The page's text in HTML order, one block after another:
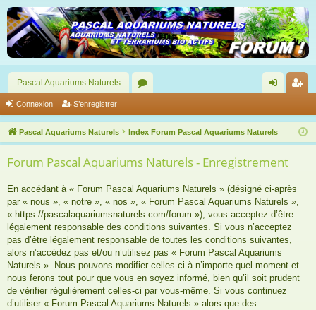
Pascal Aquariums Naturels
u
m
s
ne
xi
on
nr
eg
re
Connexion S’enregistrer
Pascal Aquariums Naturels Index Forum Pascal Aquariums Naturels
Forum Pascal Aquariums Naturels - Enregistrement
En accédant à « Forum Pascal Aquariums Naturels » (désigné ci-après
par « nous », « notre », « nos », « Forum Pascal Aquariums Naturels »,
« https://pascalaquariumsnaturels.com/forum »), vous acceptez d’être
légalement responsable des conditions suivantes. Si vous n’acceptez
pas d’être légalement responsable de toutes les conditions suivantes,
alors n’accédez pas et/ou n’utilisez pas « Forum Pascal Aquariums
Naturels ». Nous pouvons modifier celles-ci à n’importe quel moment et
nous ferons tout pour que vous en soyez informé, bien qu’il soit prudent
de vérifier régulièrement celles-ci par vous-même. Si vous continuez
d’utiliser « Forum Pascal Aquariums Naturels » alors que des